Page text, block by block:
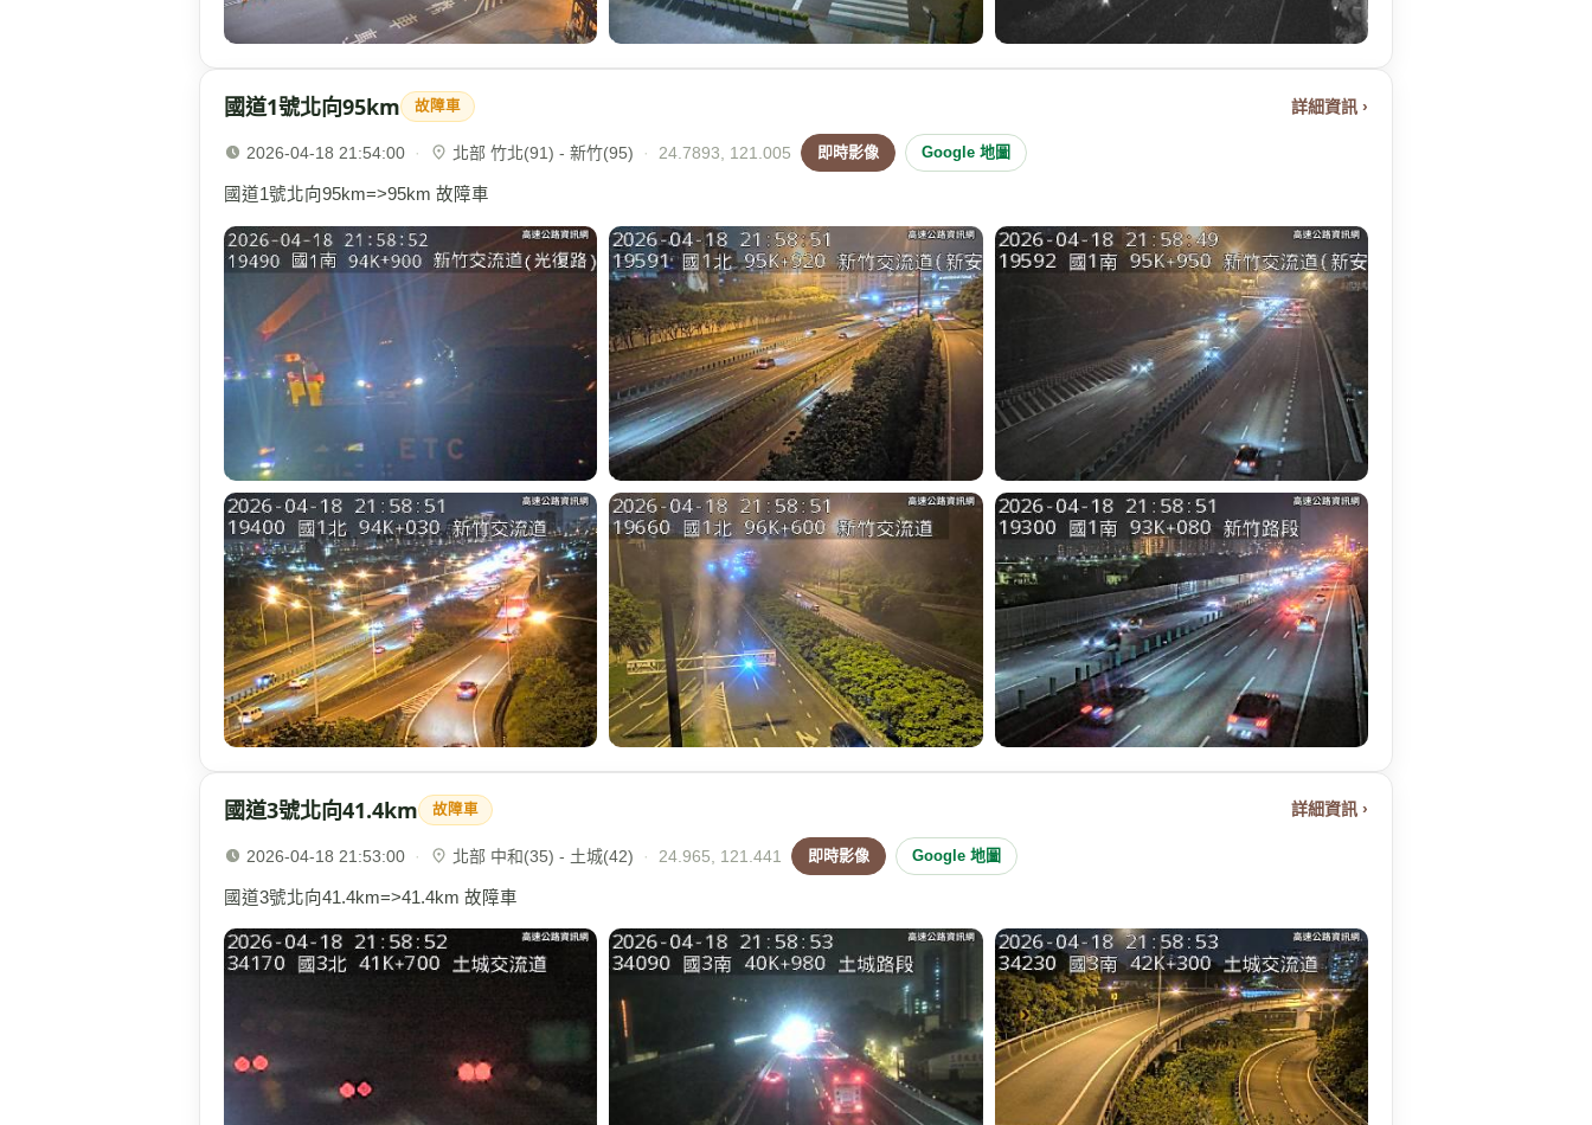
國道1號北向95km 故障車 詳細資訊 ›
2026-04-18 21:54:00 · 北部 竹北(91) - 新竹(95) · 24.7893, 121.005 即時影像 Google 地圖
國道1號北向95km=>95km 故障車
國道3號北向41.4km 故障車 詳細資訊 ›
2026-04-18 21:53:00 · 北部 中和(35) - 土城(42) · 24.965, 121.441 即時影像 Google 地圖
國道3號北向41.4km=>41.4km 故障車